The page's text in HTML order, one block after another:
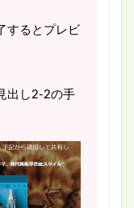
するとプレビ
出し2-2の手